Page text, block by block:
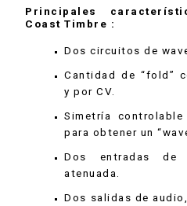
Principales
Coast Timbre :
Dos circuitos de
Cantidad de “fold”
y por CV.
Simetría
para obtener un
Dos entradas
atenuada.
Dos salidas de